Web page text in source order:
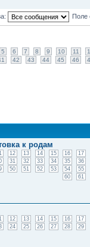
Поле
5 6 7 8 9 10 11
42 43 44 45 46
к родам
12 13 14 15 16
17
31 32 33 34 35
36
50 51 52 53 54
55
60
61
12 13 14 15 16
17
24 25 26 27 28 29